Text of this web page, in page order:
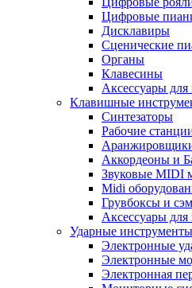
Цифровые
Дисклавиры
Сценические
Органы
Клавесины
Аксессуары
Клавишные
Синтезаторы
Рабочие
Аккордеоны и
Звуковые MIDI
Midi
Грувбоксы и
Аксессуары
Ударные инструменты
Электронные
Электронные
Электронная